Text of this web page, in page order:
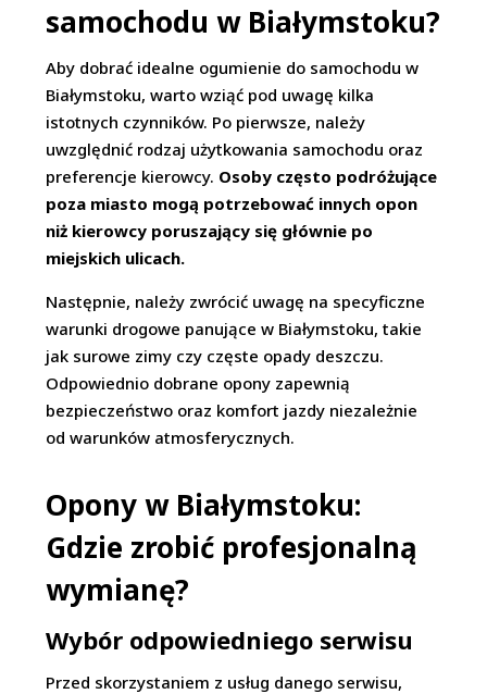
samochodu w Białymstoku?
Aby dobrać idealne ogumienie do samochodu w
Białymstoku, warto wziąć pod uwagę kilka
istotnych czynników. Po pierwsze, należy
uwzględnić rodzaj użytkowania samochodu oraz
preferencje kierowcy. Osoby często podróżujące
poza miasto mogą potrzebować innych opon
niż kierowcy poruszający się głównie po
miejskich ulicach.
Następnie, należy zwrócić uwagę na specyficzne
warunki drogowe panujące w Białymstoku, takie
jak surowe zimy czy częste opady deszczu.
Odpowiednio dobrane opony zapewnią
bezpieczeństwo oraz komfort jazdy niezależnie
od warunków atmosferycznych.
Opony w Białymstoku:
Gdzie zrobić profesjonalną
wymianę?
Wybór odpowiedniego serwisu
Przed skorzystaniem z usług danego serwisu,